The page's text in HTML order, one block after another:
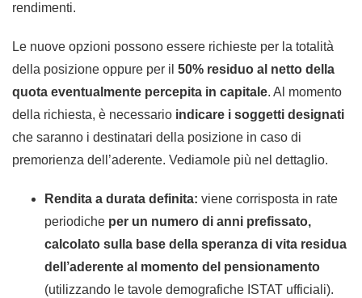
rendimenti.
Le nuove opzioni possono essere richieste per la totalità
della posizione oppure per il 50% residuo al netto della
quota eventualmente percepita in capitale. Al momento
della richiesta, è necessario indicare i soggetti designati
che saranno i destinatari della posizione in caso di
premorienza dell’aderente. Vediamole più nel dettaglio.
Rendita a durata definita: viene corrisposta in rate
periodiche per un numero di anni prefissato,
calcolato sulla base della speranza di vita residua
dell’aderente al momento del pensionamento
(utilizzando le tavole demografiche ISTAT ufficiali).